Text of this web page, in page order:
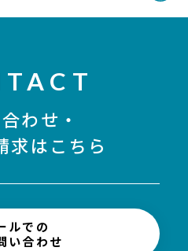
わせ・
求はこちら
ルでの
い合わせ